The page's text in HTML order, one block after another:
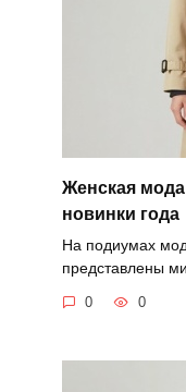
Женская
новинки года
На подиумах
представлены
0 0